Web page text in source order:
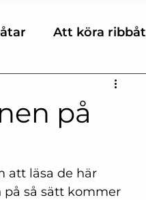
Att köra ribbåt
Maskinbefäl klass 8
på
att läsa de här
på så sätt kommer